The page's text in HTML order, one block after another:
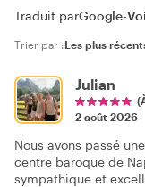
Traduit parGoogle-
Trier par :
Julian
2 août 2026
Nous avons passé
centre baroque de
sympathique et